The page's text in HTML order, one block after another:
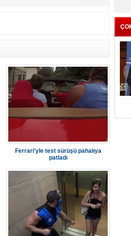
Ferrari'yle test sürüşü pahalıya
patladı